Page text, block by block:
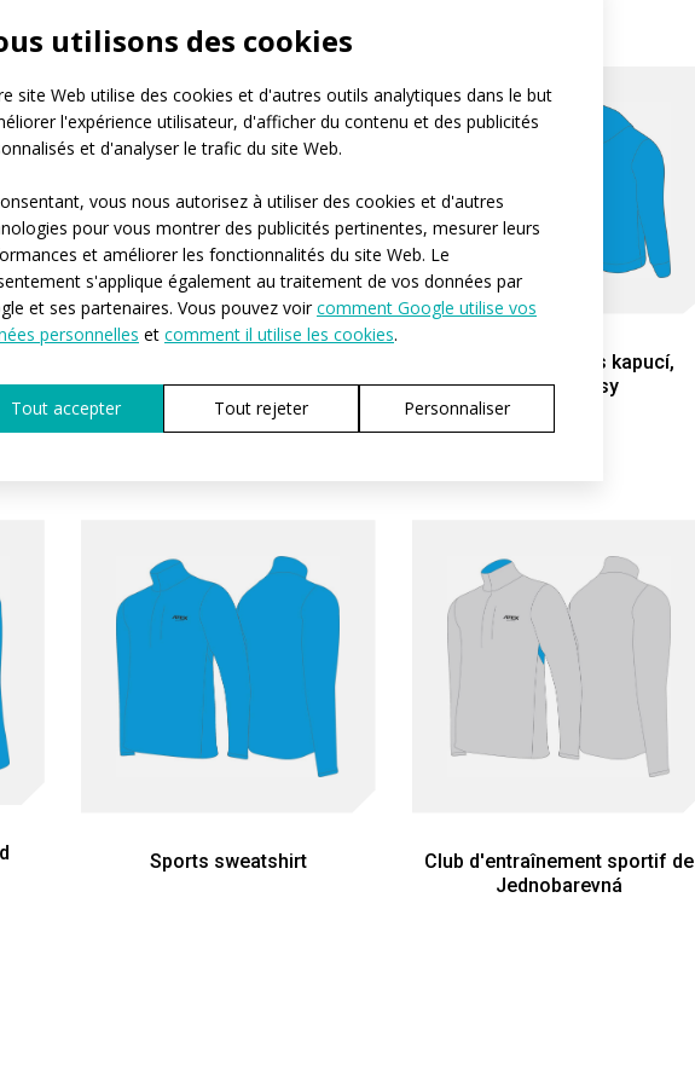
utilisons des cookies
site Web utilise des cookies et d'autres outils analytiques dans le but
l'expérience utilisateur, d'afficher du contenu et des publicités
et d'analyser le trafic du site Web.
vous nous autorisez à utiliser des cookies et d'autres
pour vous montrer des publicités pertinentes, mesurer leurs
et améliorer les fonctionnalités du site Web. Le
s'applique également au traitement de vos données par
et ses partenaires. Vous pouvez voircomment Google utilise vos
personnelles et comment il utilise les cookies.
Tout accepter Tout rejeter Personnaliser
du feu
Sportovní mikina s kapucí,
klokaní kapsy
Sports sweatshirt
Club d'entraînement sportif de
Jednobarevná